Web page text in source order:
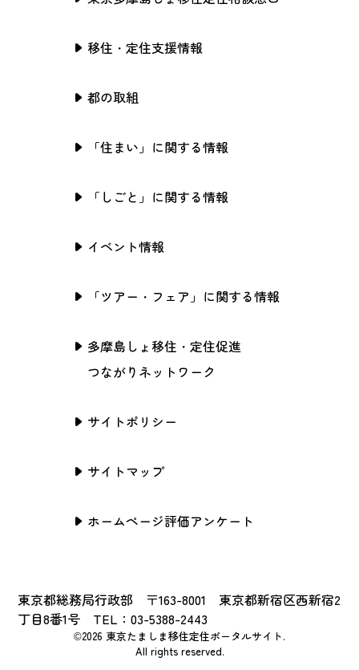
移住・定住支援情報
都の取組
「住まい」に関する情報
「しごと」に関する情報
イベント情報
「ツアー・フェア」に関する情報
多摩島しょ移住・定住促進
つながりネットワーク
サイトポリシー
サイトマップ
ホームページ評価アンケート
東京都総務局行政部 〒163-8001 東京都新宿区西新宿2
丁目8番1号 TEL：03-5388-2443
©2026 東京たましま移住定住ポータルサイト.
All rights reserved.